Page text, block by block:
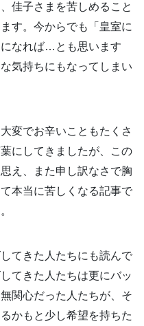
佳子さまを苦しめること
す。今からでも「皇室に
なれば…とも思います
気持ちにもなってしまい
変でお辛いこともたくさ
にしてきましたが、この
え、また申し訳なさで胸
本当に苦しくなる記事で
てきた人たちにも読んで
てきた人たちは更にバッ
関心だった人たちが、そ
かもと少し希望を持ちた